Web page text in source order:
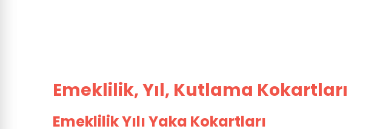
Emeklilik, Yıl, Kutlama Kokartları
Emeklilik Yılı Yaka Kokartları